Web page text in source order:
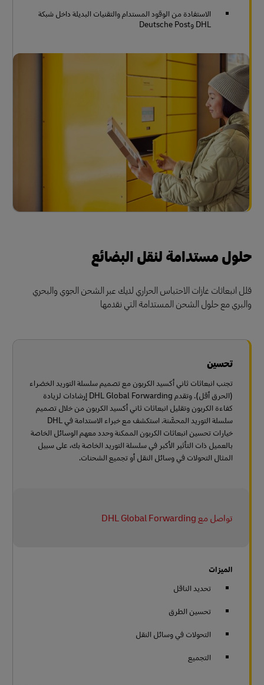
الاستفادة من الوقود المستدام والتقنيات البديلة داخل شبكة
DHL وDeutsche Post
حلول مستدامة لنقل البضائع
قلل انبعاثات غازات الاحتباس الحراري لديك عبر الشحن الجوي والبحري
والبري مع حلول الشحن المستدامة التي نقدمها
تحسين
تجنب انبعاثات ثاني أكسيد الكربون مع تصميم سلسلة التوريد الخضراء
(الحرق أقل). وتقدم DHL Global Forwarding إرشادات لزيادة
كفاءة الكربون وتقليل انبعاثات ثاني أكسيد الكربون من خلال تصميم
سلسلة التوريد المحسَّنة. استكشف مع خبراء الاستدامة في DHL
خيارات تحسين انبعاثات الكربون الممكنة وحدد معهم الوسائل الخاصة
بالعميل ذات التأثير الأكبر في سلسلة التوريد الخاصة بك، على سبيل
المثال التحولات في وسائل النقل أو تجميع الشحنات.
تواصل مع DHL Global Forwarding
الميزات
تحديد الناقل
تحسين الطرق
التحولات في وسائل النقل
التجميع